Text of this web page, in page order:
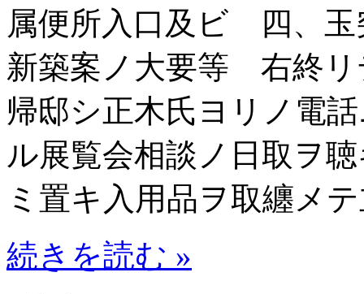
属便所入口及ビ 四、
新築案ノ大要等 右終リ
帰邸シ正木氏ヨリノ電
ル展覧会相談ノ日取ヲ
ミ置キ入用品ヲ取纏メ
続きを読む »